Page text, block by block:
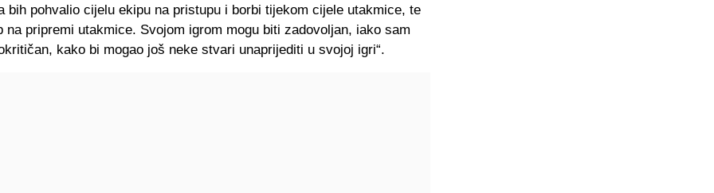
bih pohvalio cijelu ekipu na pristupu i borbi tijekom cijele utakmice, te
na pripremi utakmice. Svojom igrom mogu biti zadovoljan, iako sam
kako bi mogao još neke stvari unaprijediti u svojoj igri“.